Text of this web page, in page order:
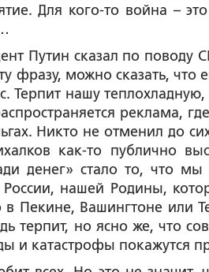
Для кого-то война –
Путин сказал по
фразу, можно сказать, что
Терпит нашу
реклама,
Никто не отменил до
как-то публично
денег» стало то, что
России, нашей Родины,
в Пекине, Вашингтоне или
терпит, но ясно же, что
и катастрофы покажутся